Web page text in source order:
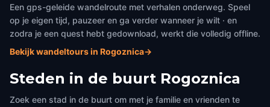
Een gps-geleide wandelroute met verhalen onderweg. Speel
op je eigen tijd, pauzeer en ga verder wanneer je wilt · en
zodra je een quest hebt gedownload, werkt die volledig offline.
Bekijk wandeltours in Rogoznica→
Steden in de buurt Rogoznica
Zoek een stad in de buurt om met je familie en vrienden te